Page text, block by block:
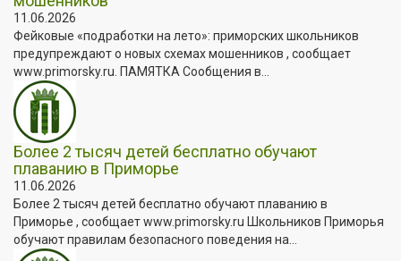
11.06.2026
Фейковые «подработки на лето»: приморских школьников
предупреждают о новых схемах мошенников , сообщает
www.primorsky.ru. ПАМЯТКА Сообщения в...
Более 2 тысяч детей бесплатно обучают
плаванию в Приморье
11.06.2026
Более 2 тысяч детей бесплатно обучают плаванию в
Приморье , сообщает www.primorsky.ru Школьников Приморья
обучают правилам безопасного поведения на...